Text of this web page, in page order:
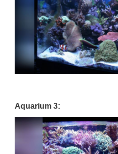
Aquarium 3: